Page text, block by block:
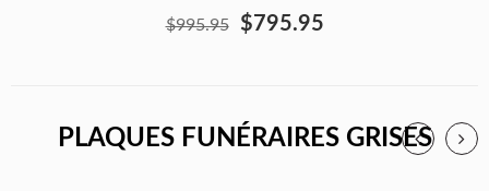
$995.95 $795.95
PLAQUES FUNÉRAIRES GRISES